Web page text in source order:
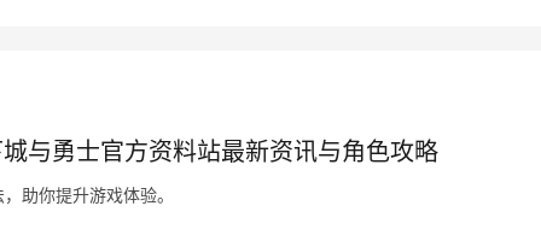
与勇士官方资料站最新资讯与角色攻略
助你提升游戏体验。